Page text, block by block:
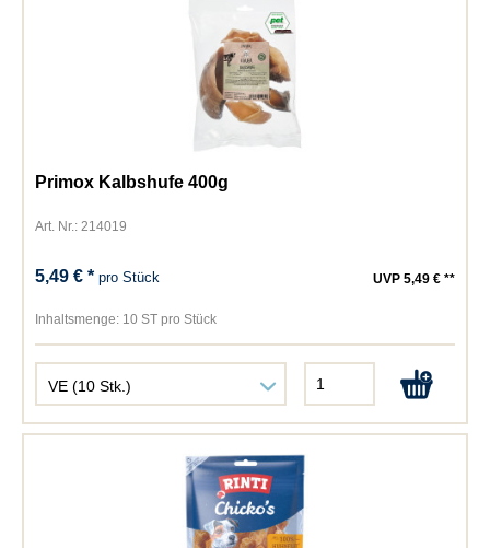
Primox Kalbshufe 400g
Art. Nr.: 214019
5,49 € *pro Stück UVP 5,49 € **
Inhaltsmenge: 10 ST pro Stück